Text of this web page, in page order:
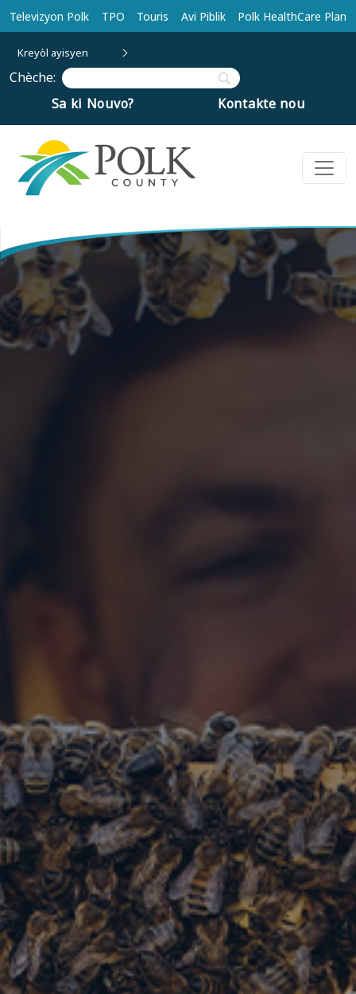
Ale nan kontni prensipal la
Televizyon Polk TPO Touris Avi Piblik Polk HealthCare Plan
Kreyòl ayisyen
Chèche:
Sa ki Nouvo?
Kontakte nou